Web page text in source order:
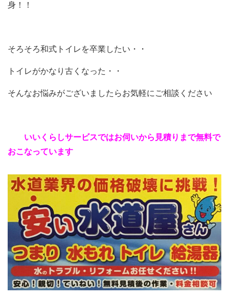
身！！
そろそろ和式トイレを卒業したい・・
トイレがかなり古くなった・・
そんなお悩みがございましたらお気軽にご相談ください
いいくらしサービスではお伺いから見積りまで無料で
おこなっています